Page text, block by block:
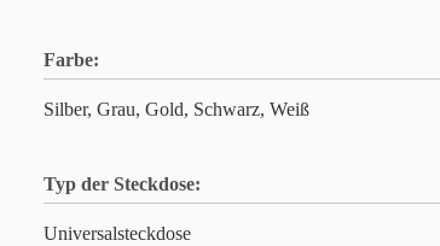
Farbe:
Silber, Grau, Gold, Schwarz, Weiß
Typ der Steckdose:
Universalsteckdose